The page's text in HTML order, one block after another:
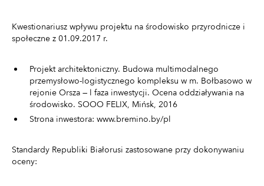
Kwestionariusz wpływu projektu na środowisko przyrodnicze i
społeczne z 01.09.2017 r.
Projekt architektoniczny. Budowa multimodalnego
przemysłowo-logistycznego kompleksu w m. Bołbasowo w
rejonie Orsza — l faza inwestycji. Ocena oddziaływania na
środowisko. SOOO FELIX, Mińsk, 2016
Strona inwestora: www.bremino.by/pl
Standardy Republiki Białorusi zastosowane przy dokonywaniu
oceny: